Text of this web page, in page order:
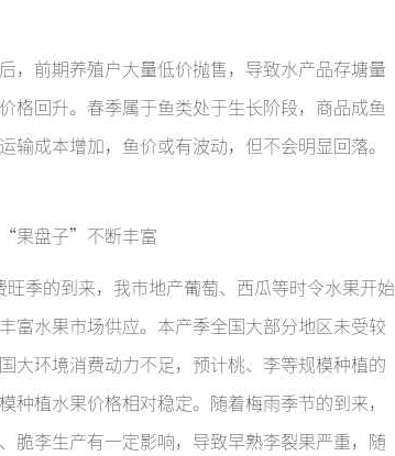
，前期养殖户大量低价抛售，导致水产品存塘量
格回升。春季属于鱼类处于生长阶段，商品成鱼
输成本增加，鱼价或有波动，但不会明显回落。
“果盘子”不断丰富
季的到来，我市地产葡萄、西瓜等时令水果开始
富水果市场供应。本产季全国大部分地区未受较
大环境消费动力不足，预计桃、李等规模种植的
种植水果价格相对稳定。随着梅雨季节的到来，
脆李生产有一定影响，导致早熟李裂果严重，随